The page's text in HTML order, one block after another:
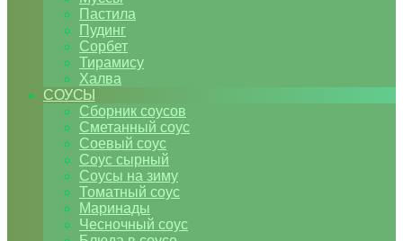
Пастила
Пудинг
Сорбет
Тирамису
Халва
СОУСЫ
Сборник соусов
Сметанный соус
Соевый соус
Соус сырный
Соусы на зиму
Томатный соус
Маринады
Чесночный соус